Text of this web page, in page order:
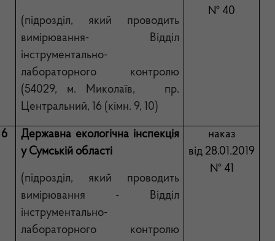
(підрозділ, який проводить
вимірювання- Відділ
інструментально-
лабораторного контролю
(54029, м. Миколаїв, пр.
Центральний, 16 (кімн. 9, 10)
№ 40
6
Державна екологічна інспекція
у Сумській області
(підрозділ,
який проводить
вимірювання - Відділ
інструментально-
лабораторного контролю
наказ
від 28.01.2019
№ 41